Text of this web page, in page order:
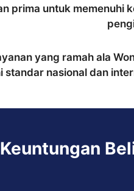
prima untuk memenuhi
yang ramah ala
standar nasional dan
Keuntungan